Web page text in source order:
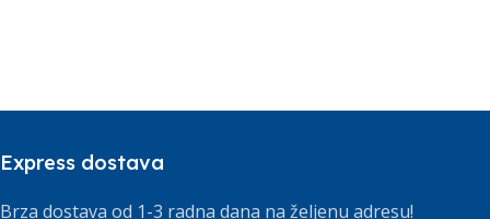
Express dostava
Brza dostava od 1-3 radna dana na željenu adresu!